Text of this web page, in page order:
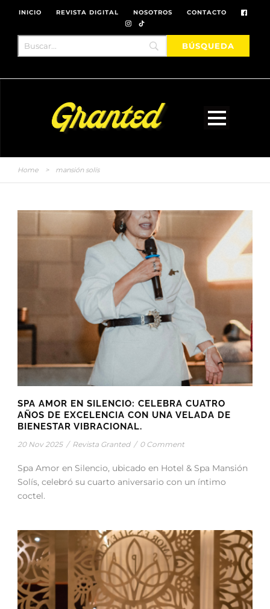
INICIO REVISTA DIGITAL NOSOTROS CONTACTO
Home > mansión solís
SPA AMOR EN SILENCIO: CELEBRA CUATRO
AÑOS DE EXCELENCIA CON UNA VELADA DE
BIENESTAR VIBRACIONAL.
20 Nov 2025 / Revista Granted / 0 Comment
Spa Amor en Silencio, ubicado en Hotel & Spa Mansión
Solís, celebró su cuarto aniversario con un íntimo
coctel.